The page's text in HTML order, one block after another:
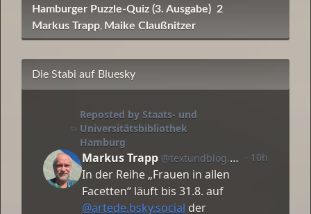
Hamburger Puzzle-Quiz (3. Ausgabe) 2
Markus Trapp, Maike Claußnitzer
Die Stabi auf Bluesky